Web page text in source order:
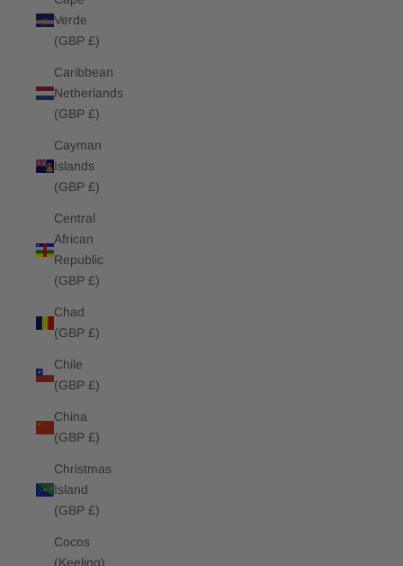
Verde
(GBP £)
Caribbean
Netherlands
(GBP £)
Cayman
Islands
(GBP £)
Central
African
Republic
(GBP £)
Chad
(GBP £)
Chile
(GBP £)
China
(GBP £)
Christmas
Island
(GBP £)
Cocos
(Keeling)